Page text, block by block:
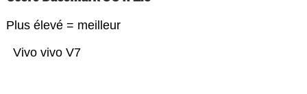
Plus élevé = meilleur
Vivo vivo V7